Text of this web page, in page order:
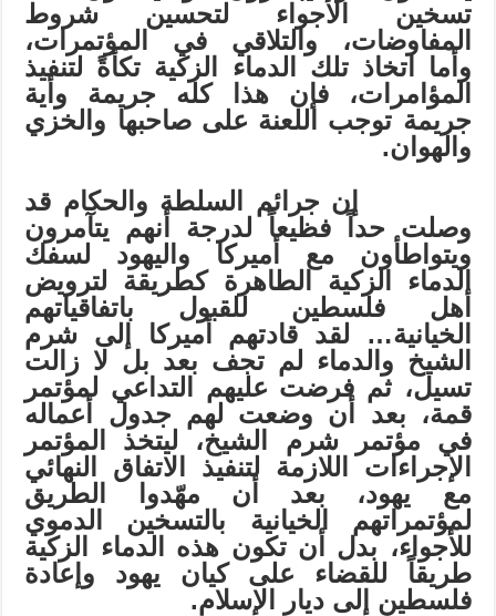
تسخين الأجواء لتحسين شروط
المفاوضات، والتلاقي في المؤتمرات،
وأما اتخاذ تلك الدماء الزكية تكأةً لتنفيذ
المؤامرات، فإن هذا كله جريمة وأية
جريمة توجب اللعنة على صاحبها والخزي
والهوان.
إن جرائم السلطة والحكام قد
وصلت حداً فظيعاً لدرجة أنهم يتآمرون
ويتواطأون مع أميركا واليهود لسفك
الدماء الزكية الطاهرة كطريقة لترويض
أهل فلسطين للقبول باتفاقياتهم
الخيانية… لقد قادتهم أميركا إلى شرم
الشيخ والدماء لم تجف بعد بل لا زالت
تسيل، ثم فرضت عليهم التداعي لمؤتمر
قمة، بعد أن وضعت لهم جدول أعماله
في مؤتمر شرم الشيخ، ليتخذ المؤتمر
الإجراءات اللازمة لتنفيذ الاتفاق النهائي
مع يهود، بعد أن مهّدوا الطريق
لمؤتمراتهم الخيانية بالتسخين الدموي
للأجواء، بدل أن تكون هذه الدماء الزكية
طريقاً للقضاء على كيان يهود وإعادة
فلسطين إلى ديار الإسلام.